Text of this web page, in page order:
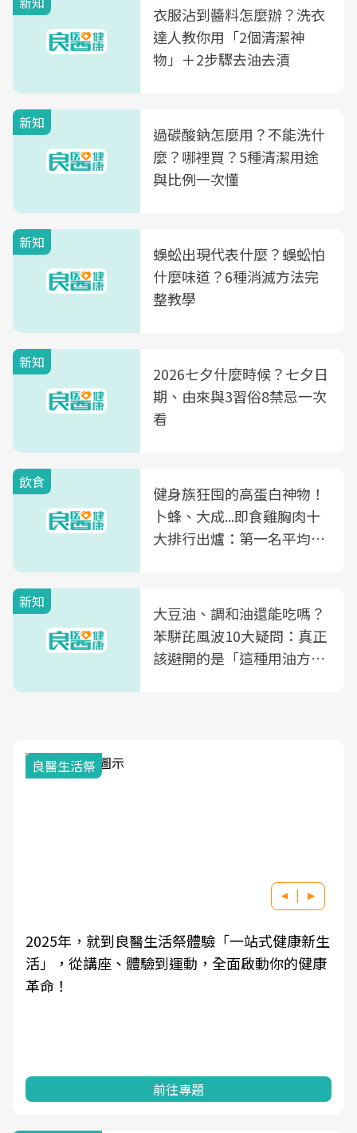
衣服沾到醬料怎麼辦？洗衣
達人教你用「2個清潔神
物」＋2步驟去油去漬
新知
過碳酸鈉怎麼用？不能洗什
麼？哪裡買？5種清潔用途
與比例一次懂
新知
蜈蚣出現代表什麼？蜈蚣怕
什麼味道？6種消滅方法完
整教學
新知
2026七夕什麼時候？七夕日
期、由來與3習俗8禁忌一次
看
飲食
健身族狂囤的高蛋白神物！
卜蜂、大成...即食雞胸肉十
大排行出爐：第一名平均一
新知
大豆油、調和油還能吃嗎？
苯駢芘風波10大疑問：真正
該避開的是「這種用油方
良醫生活祭
2025年，就到良醫生活祭體驗「一站式健康新生
活」，從講座、體驗到運動，全面啟動你的健康
革命！
前往專題